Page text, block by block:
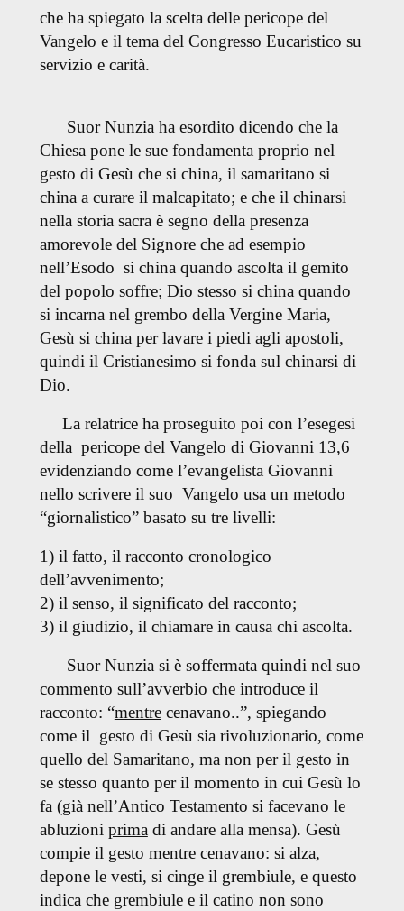
che ha spiegato la scelta delle pericope del
Vangelo e il tema del Congresso Eucaristico su
servizio e carità.
Suor Nunzia ha esordito dicendo che la
Chiesa pone le sue fondamenta proprio nel
gesto di Gesù che si china, il samaritano si
china a curare il malcapitato; e che il chinarsi
nella storia sacra è segno della presenza
amorevole del Signore che ad esempio
nell’Esodo si china quando ascolta il gemito
del popolo soffre; Dio stesso si china quando
si incarna nel grembo della Vergine Maria,
Gesù si china per lavare i piedi agli apostoli,
quindi il Cristianesimo si fonda sul chinarsi di
Dio.
La relatrice ha proseguito poi con l’esegesi
della pericope del Vangelo di Giovanni 13,6
evidenziando come l’evangelista Giovanni
nello scrivere il suo Vangelo usa un metodo
“giornalistico” basato su tre livelli:
1) il fatto, il racconto cronologico
dell’avvenimento;
2) il senso, il significato del racconto;
3) il giudizio, il chiamare in causa chi ascolta.
Suor Nunzia si è soffermata quindi nel suo
commento sull’avverbio che introduce il
racconto: “mentrecenavano..”, spiegando
come il gesto di Gesù sia rivoluzionario, come
quello del Samaritano, ma non per il gesto in
se stesso quanto per il momento in cui Gesù lo
fa (già nell’Antico Testamento si facevano le
abluzioni prima di andare alla mensa). Gesù
compie il gesto mentrecenavano: si alza,
depone le vesti, si cinge il grembiule, e questo
indica che grembiule e il catino non sono